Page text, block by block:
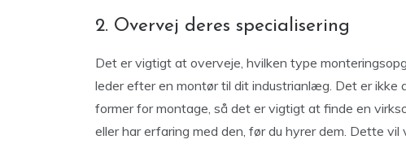
2. Overvej deres specialisering
Det er vigtigt at overveje, hvilken type
leder efter en montør til dit industrianlæg. Det er ikke
former for montage, så det er vigtigt at finde en
eller har erfaring med den, før du hyrer dem. Dette